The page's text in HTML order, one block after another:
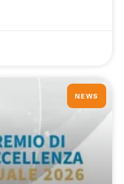
NEWS